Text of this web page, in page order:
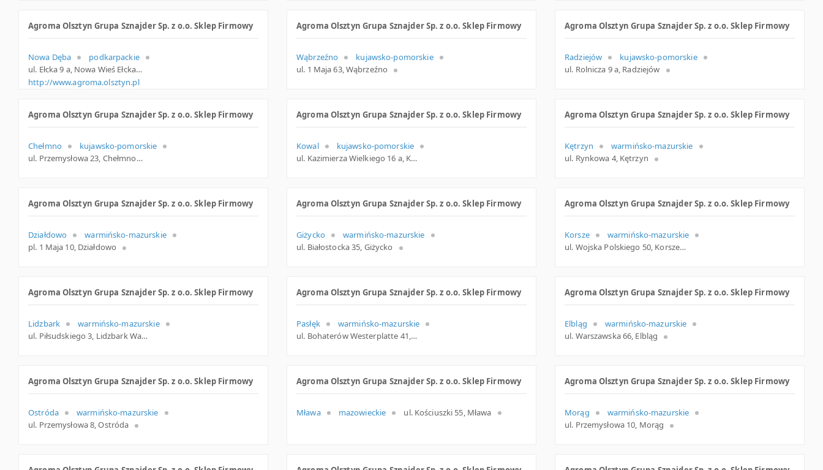
Agroma Olsztyn Grupa Sznajder Sp. z o.o. Sklep Firmowy
Nowa Dęba
podkarpackie
ul. Ełcka 9 a, Nowa Wieś Ełcka
http://www.agroma.olsztyn.pl
Agroma Olsztyn Grupa Sznajder Sp. z o.o. Sklep Firmowy
Wąbrzeźno
kujawsko-pomorskie
ul. 1 Maja 63, Wąbrzeźno
Agroma Olsztyn Grupa Sznajder Sp. z o.o. Sklep Firmowy
Radziejów
kujawsko-pomorskie
ul. Rolnicza 9 a, Radziejów
Agroma Olsztyn Grupa Sznajder Sp. z o.o. Sklep Firmowy
Chełmno
kujawsko-pomorskie
ul. Przemysłowa 23, Chełmno
Agroma Olsztyn Grupa Sznajder Sp. z o.o. Sklep Firmowy
Kowal
kujawsko-pomorskie
ul. Kazimierza Wielkiego 16 a, Kowal
Agroma Olsztyn Grupa Sznajder Sp. z o.o. Sklep Firmowy
Kętrzyn
warmińsko-mazurskie
ul. Rynkowa 4, Kętrzyn
Agroma Olsztyn Grupa Sznajder Sp. z o.o. Sklep Firmowy
Działdowo
warmińsko-mazurskie
pl. 1 Maja 10, Działdowo
Agroma Olsztyn Grupa Sznajder Sp. z o.o. Sklep Firmowy
Giżycko
warmińsko-mazurskie
ul. Białostocka 35, Giżycko
Agroma Olsztyn Grupa Sznajder Sp. z o.o. Sklep Firmowy
Korsze
warmińsko-mazurskie
ul. Wojska Polskiego 50, Korsze
Agroma Olsztyn Grupa Sznajder Sp. z o.o. Sklep Firmowy
Lidzbark
warmińsko-mazurskie
ul. Piłsudskiego 3, Lidzbark Warm.
Agroma Olsztyn Grupa Sznajder Sp. z o.o. Sklep Firmowy
Pasłęk
warmińsko-mazurskie
ul. Bohaterów Westerplatte 41, Pasłęk
Agroma Olsztyn Grupa Sznajder Sp. z o.o. Sklep Firmowy
Elbląg
warmińsko-mazurskie
ul. Warszawska 66, Elbląg
Agroma Olsztyn Grupa Sznajder Sp. z o.o. Sklep Firmowy
Ostróda
warmińsko-mazurskie
ul. Przemysłowa 8, Ostróda
Agroma Olsztyn Grupa Sznajder Sp. z o.o. Sklep Firmowy
Mława mazowieckie ul. Kościuszki 55, Mława
Agroma Olsztyn Grupa Sznajder Sp. z o.o. Sklep Firmowy
Morąg
warmińsko-mazurskie
ul. Przemysłowa 10, Morąg